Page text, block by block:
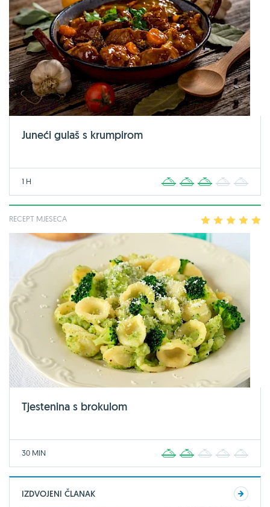
Juneći gulaš s krumpirom
1 H 2 3 4
RECEPT MJESECA 2 3 4
Tjestenina s brokulom
30 MIN 2 3 4
IZDVOJENI ČLANAK